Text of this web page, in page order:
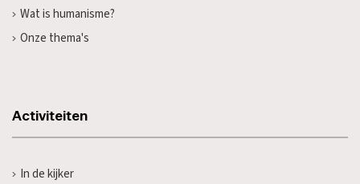
Wat is humanisme?
Onze thema's
Activiteiten
In de kijker